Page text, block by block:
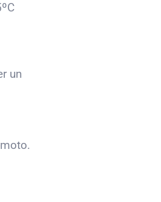
un